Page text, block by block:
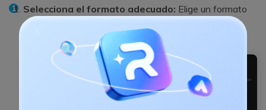
Selecciona el formato adecuado: Elige un formato
de video que admita canales alfa. Las opciones más
comunes son MOV, WebM o AVI.